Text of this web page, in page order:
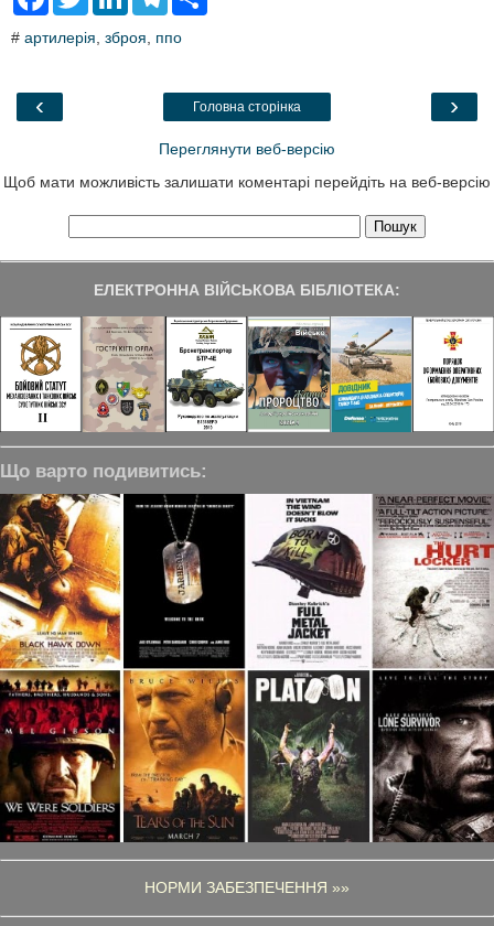
e
o
t
k
e
a
# артилерія, зброя, ппо
‹ ›
Головна сторінка
Переглянути веб-версію
Щоб мати можливість залишати коментарі перейдіть на веб-версію
ЕЛЕКТРОННА ВІЙСЬКОВА БІБЛІОТЕКА:
Що варто подивитись:
НОРМИ ЗАБЕЗПЕЧЕННЯ »»